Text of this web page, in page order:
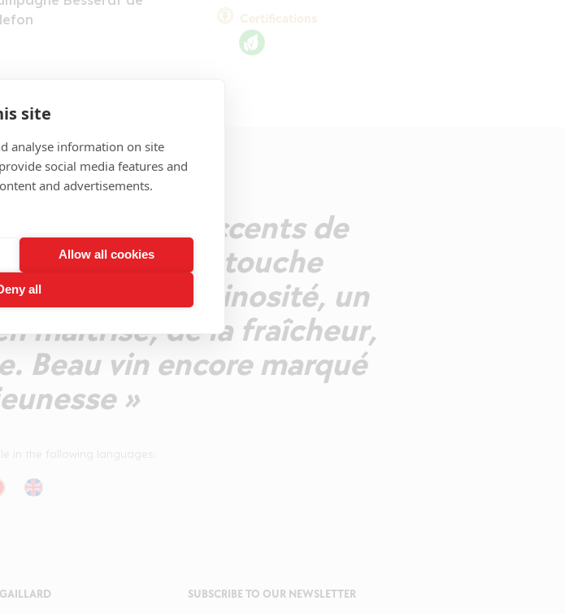
site
analyse information on site
social media features and
and advertisements.
Allow all cookies
all
Certifications
épanoui aux accents de
compotés, touche
une belle vinosité, un
maitrisé, de la fraîcheur,
Beau vin encore marqué
»
SUBSCRIBE TO OUR NEWSLETTER